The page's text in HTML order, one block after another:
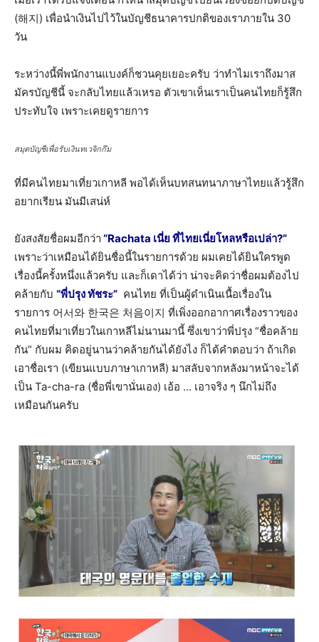
(해지) เพื่อนำเงินไปไว้ในบัญชีธนาคารปกติของเราภายใน 30
วัน
ระหว่างนี้พี่พนักงานแบงค์ก็ชวนคุยเยอะครับ ว่าทำไมเราถึงมาส
มัครบัญชีนี้ จะกลับไทยแล้วเหรอ ตัวเขาเห็นเราเป็นคนไทยก็รู้สึก
ประทับใจ เพราะเคยดูรายการ
สมุดบัญชีเพื่อรับเงินทเวจิกกึม
ที่มีคนไทยมาเที่ยวเกาหลี พอได้เห็นบทสนทนาภาษาไทยแล้วรู้สึก
อยากเรียน มันมีเสน่ห์
ยังสงสัยชื่อผมอีกว่า “Rachata เนี่ย ที่ไทยเนี่ยโหลหรือเปล่า?”
เพราะว่าเหมือนได้ยินชื่อนี้ในรายการด้วย ผมเคยได้ยินใครพูด
เรื่องนี้ครั้งหนึ่งแล้วครับ และก็เดาได้ว่า น่าจะคิดว่าชื่อผมต้องไป
คล้ายกับ “พี่ปรุง ทัชระ” คนไทย ที่เป็นผู้ดำเนินเนื้อเรื่องใน
รายการ 어서와 한국은 처음이지 ที่เพิ่งออกอากาศเรื่องราวของ
คนไทยที่มาเที่ยวในเกาหลีไม่นานมานี้ ซึ่งเขาว่าพี่ปรุง “ชื่อคล้าย
กัน” กับผม คิดอยู่นานว่าคล้ายกันได้ยังไง ก็ได้คำตอบว่า ถ้าเกิด
เอาชื่อเรา (เขียนแบบภาษาเกาหลี) มาสลับจากหลังมาหน้าจะได้
เป็น Ta-cha-ra (ชื่อพี่เขานั่นเอง) เอ้อ … เอาจริง ๆ นึกไม่ถึง
เหมือนกันครับ